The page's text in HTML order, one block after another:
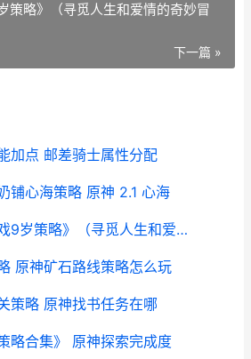
策略》（寻觅人生和爱情的奇妙冒
下一篇 »
加点 邮差骑士属性分配
铺心海策略 原神 2.1 心海
《以农家有女游戏9岁策略》（寻觅人生和爱情的奇妙冒险 农家有女来种田
原神矿石路线策略怎么玩
策略 原神找书任务在哪
略合集》 原神探索完成度